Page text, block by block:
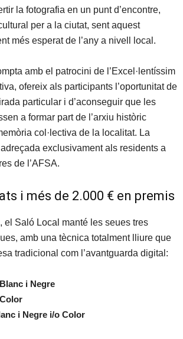
la fotografia en un punt d’encontre,
per a la ciutat, sent aquest
més esperat de l’any a nivell local.
amb el patrocini de l’Excel·lentíssim
ofereix als participants l’oportunitat de
particular i d’aconseguir que les
a formar part de l’arxiu històric
col·lectiva de la localitat. La
exclusivament als residents a
de l’AFSA.
i més de 2.000 € en premis
el Saló Local manté les seues tres
amb una tècnica totalment lliure que
tradicional com l’avantguarda digital:
i Negre
i Negre i/o Color